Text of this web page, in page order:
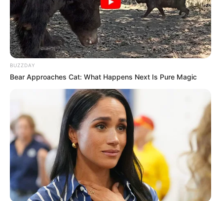
BUZZDAY
Bear Approaches Cat: What Happens Next Is Pure Magic